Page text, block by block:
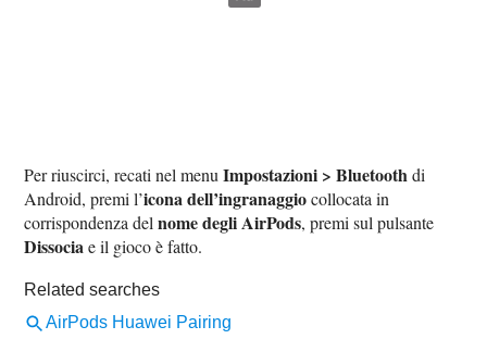
Per riuscirci, recati nel menuImpostazioni > Bluetoothdi
Android, premi l’icona dell’ingranaggiocollocata in
corrispondenza delnome degli AirPods, premi sul pulsante
Dissociae il gioco è fatto.